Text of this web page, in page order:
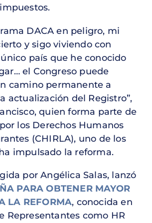
DACA en peligro, mi
y sigo viviendo con
país que he conocido
el Congreso puede
camino permanente a
actualización del Registro”,
quien forma parte de
los Derechos Humanos
(CHIRLA), uno de los
impulsado la reforma.
por Angélica Salas, lanzó
PARA OBTENER MAYOR
LA REFORMA, conocida en
Representantes como HR